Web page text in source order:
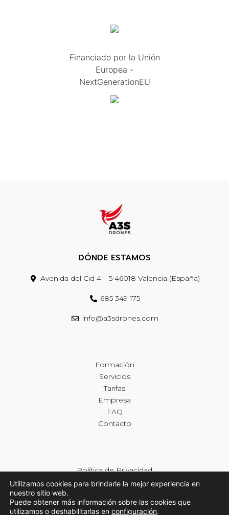
Financiado por la Unión
Europea -
NextGenerationEU
DÓNDE ESTAMOS
Avenida del Cid 4 – 5 46018 Valencia (España)
685 349 175
info@a3sdrones.com
Formación
Servicios
Tarifas
Empresa
FAQ
Contacto
Política de Privacidad
Política de Cookies
Declaración de Accesibilidad
Utilizamos cookies para brindarle la mejor experiencia en
nuestro sitio web.
Puede obtener más información sobre las cookies que
utilizamos o deshabilitarlas en configuración.